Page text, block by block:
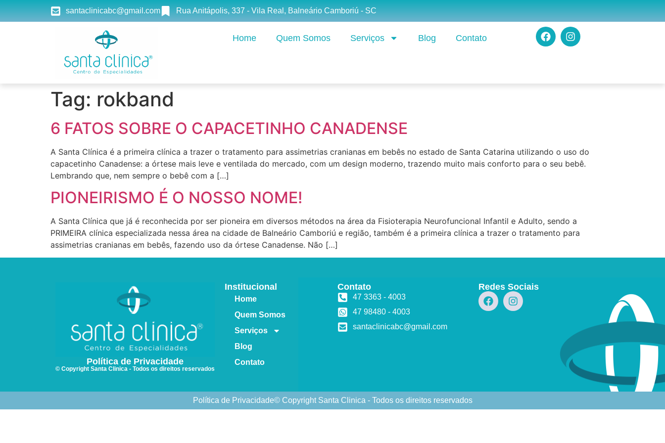
santaclinicabc@gmail.com Rua Anitápolis, 337 - Vila Real, Balneário Camboriú - SC
Home Quem Somos Serviços Blog Contato
Tag: rokband
6 FATOS SOBRE O CAPACETINHO CANADENSE
A Santa Clínica é a primeira clínica a trazer o tratamento para assimetrias cranianas em bebês no estado de Santa Catarina utilizando o uso do
capacetinho Canadense: a órtese mais leve e ventilada do mercado, com um design moderno, trazendo muito mais conforto para o seu bebê.
Lembrando que, nem sempre o bebê com a […]
PIONEIRISMO É O NOSSO NOME!
A Santa Clínica que já é reconhecida por ser pioneira em diversos métodos na área da Fisioterapia Neurofuncional Infantil e Adulto, sendo a
PRIMEIRA clínica especializada nessa área na cidade de Balneário Camboriú e região, também é a primeira clínica a trazer o tratamento para
assimetrias cranianas em bebês, fazendo uso da órtese Canadense. Não […]
Política de Privacidade
© Copyright Santa Clinica - Todos os direitos reservados
Institucional
Home
Quem Somos
Serviços
Blog
Contato
Contato
47 3363 - 4003
47 98480 - 4003
santaclinicabc@gmail.com
Redes Sociais
Política de Privacidade© Copyright Santa Clinica - Todos os direitos reservados